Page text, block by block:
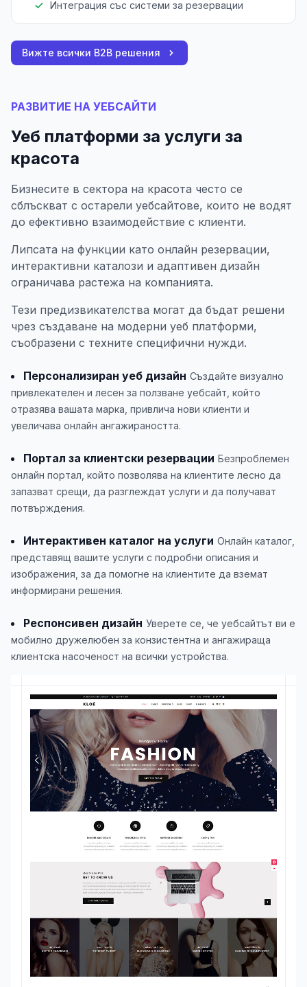
Интеграция със системи за резервации
Вижте всички B2B решения
РАЗВИТИЕ НА УЕБСАЙТИ
Уеб платформи за услуги за
красота
Бизнесите в сектора на красота често се
сблъскват с остарели уебсайтове, които не водят
до ефективно взаимодействие с клиенти.
Липсата на функции като онлайн резервации,
интерактивни каталози и адаптивен дизайн
ограничава растежа на компанията.
Тези предизвикателства могат да бъдат решени
чрез създаване на модерни уеб платформи,
съобразени с техните специфични нужди.
Персонализиран уеб дизайн Създайте визуално
привлекателен и лесен за ползване уебсайт, който
отразява вашата марка, привлича нови клиенти и
увеличава онлайн ангажираността.
Портал за клиентски резервации Безпроблемен
онлайн портал, който позволява на клиентите лесно да
запазват срещи, да разглеждат услуги и да получават
потвърждения.
Интерактивен каталог на услуги Онлайн каталог,
представящ вашите услуги с подробни описания и
изображения, за да помогне на клиентите да вземат
информирани решения.
Респонсивен дизайн Уверете се, че уебсайтът ви е
мобилно дружелюбен за конзистентна и ангажираща
клиентска насоченост на всички устройства.